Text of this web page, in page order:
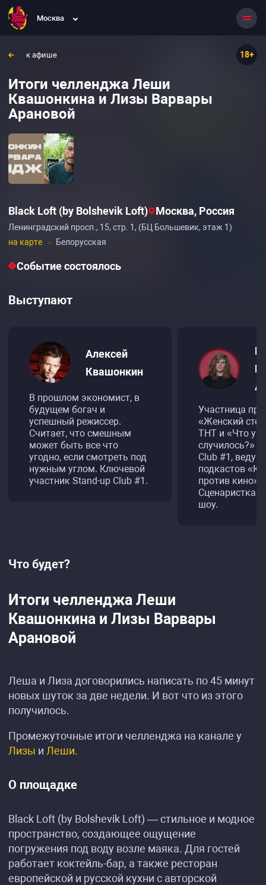
Москва
к афише 18+
Итоги челленджа Леши
Квашонкина и Лизы Варвары
Арановой
Black Loft (by Bolshevik Loft) Москва, Россия
Ленинградский просп., 15, стр. 1, (БЦ Большевик, этаж 1)
на карте
Белорусская
Событие состоялось
Выступают
Алексей
Квашонкин
В прошлом экономист, в
будущем богач и
успешный режиссер.
Считает, что смешным
может быть все что
угодно, если смотреть под
нужным углом. Ключевой
участник Stand-up Club #1.
Участница
«Женский
ТНТ и «Что у
случилось?»
Club #1,
подкастов
против кино»
Сценаристка
шоу.
Что будет?
Итоги челленджа Леши
Квашонкина и Лизы Варвары
Арановой
Леша и Лиза договорились написать по 45 минут
новых шуток за две недели. И вот что из этого
получилось.
Промежуточные итоги челленджа на канале у
Лизы и Леши.
О площадке
Black Loft (by Bolshevik Loft) — стильное и модное
пространство, создающее ощущение
погружения под воду возле маяка. Для гостей
работает коктейль-бар, а также ресторан
европейской и русской кухни с авторской